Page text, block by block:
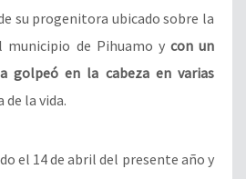
su progenitora ubicado sobre la
municipio de Pihuamo ycon un
golpeó en la cabeza en varias
de la vida.
el 14 de abril del presente año y